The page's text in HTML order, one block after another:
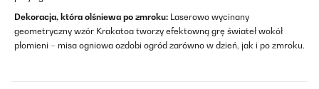
Dekoracja, która olśniewa po zmroku: Laserowo wycinany
geometryczny wzór Krakatoa tworzy efektowną grę świateł wokół
płomieni – misa ogniowa ozdobi ogród zarówno w dzień, jak i po zmroku.